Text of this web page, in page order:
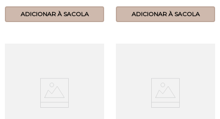
ADICIONAR À SACOLA ADICIONAR À SACOLA